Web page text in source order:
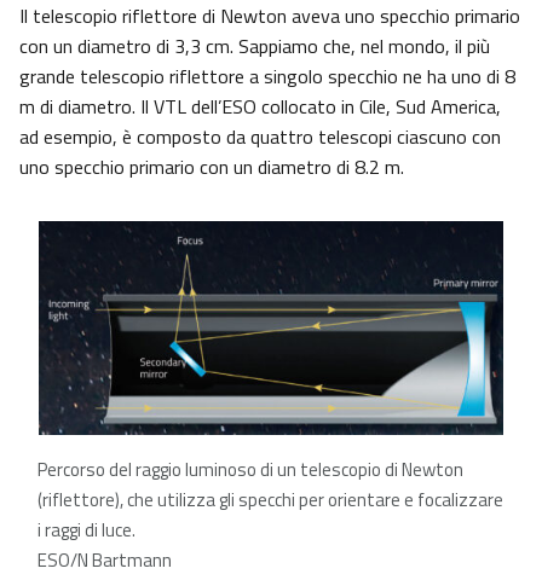
Il telescopio riflettore di Newton aveva uno specchio primario
con un diametro di 3,3 cm. Sappiamo che, nel mondo, il più
grande telescopio riflettore a singolo specchio ne ha uno di 8
m di diametro. Il VTL dell’ESO collocato in Cile, Sud America,
ad esempio, è composto da quattro telescopi ciascuno con
uno specchio primario con un diametro di 8.2 m.
Percorso del raggio luminoso di un telescopio di Newton
(riflettore), che utilizza gli specchi per orientare e focalizzare
i raggi di luce.
ESO/N Bartmann